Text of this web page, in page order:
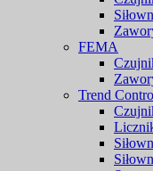
FEMA
Trend